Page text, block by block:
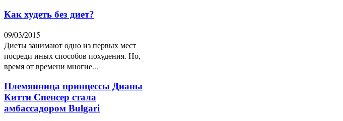
Как худеть без диет?
09/03/2015
Диеты занимают одно из первых мест
посреди иных способов похудения. Но,
время от времени многие...
Племянница принцессы Дианы
Китти Спенсер стала
амбассадором Bulgari